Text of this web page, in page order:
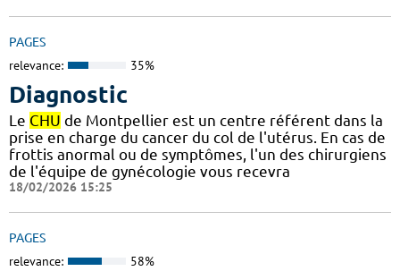
PAGES
relevance: 35%
Diagnostic
Le CHU de Montpellier est un centre référent dans la
prise en charge du cancer du col de l'utérus. En cas de
frottis anormal ou de symptômes, l'un des chirurgiens
de l'équipe de gynécologie vous recevra
18/02/2026 15:25
PAGES
relevance: 58%